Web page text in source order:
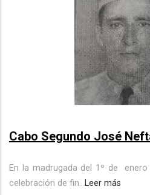
Cabo Segundo José
En la madrugada del 1º de
celebración de fin...Leer más